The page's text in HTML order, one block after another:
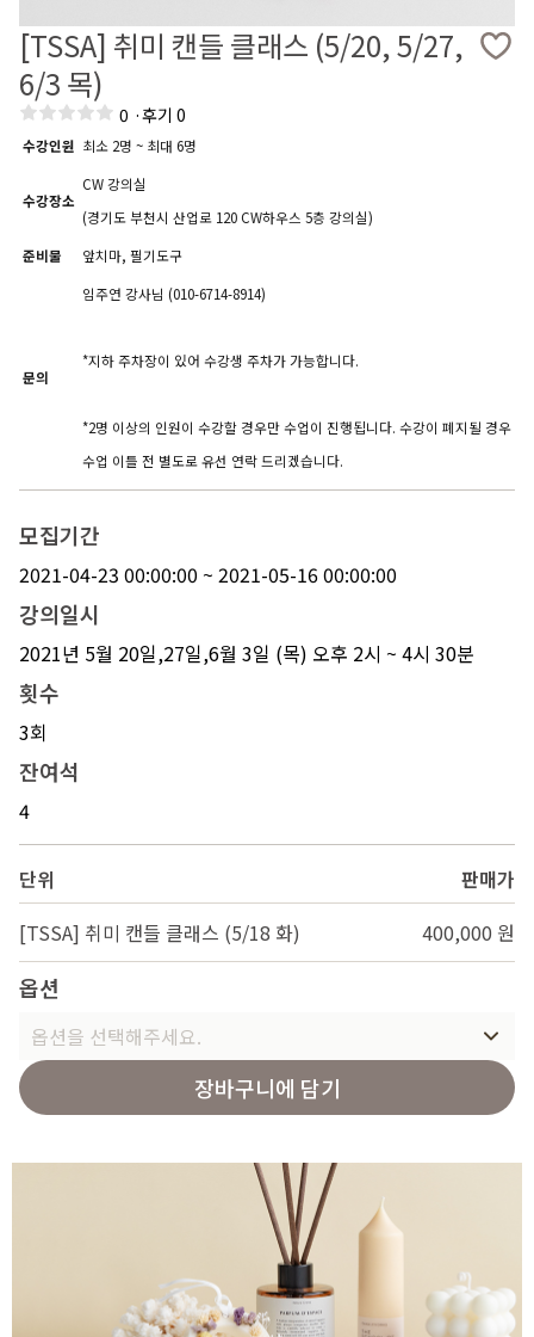
[TSSA] 취미 캔들 클래스 (5/20, 5/27,
6/3 목)
0 ·후기 0
수강인원 최소 2명 ~ 최대 6명
수강장소
CW 강의실
(경기도 부천시 산업로 120 CW하우스 5층 강의실)
준비물
앞치마, 필기도구
문의
임주연 강사님 (010-6714-8914)
*지하 주차장이 있어 수강생 주차가 가능합니다.
*2명 이상의 인원이 수강할 경우만 수업이 진행됩니다. 수강이 폐지될 경우
수업 이틀 전 별도로 유선 연락 드리겠습니다.
모집기간
2021-04-23 00:00:00 ~ 2021-05-16 00:00:00
강의일시
2021년 5월 20일,27일,6월 3일 (목) 오후 2시 ~ 4시 30분
횟수
3회
잔여석
4
단위
판매가
[TSSA] 취미 캔들 클래스 (5/18 화)
400,000 원
옵션
옵션을 선택해주세요.
장바구니에 담기